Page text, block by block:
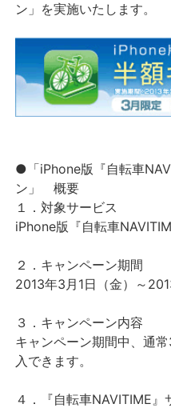
個人向けサービス
法人向けサービス
English
ン」を実施いたします。
●「iPhone版『自転車
ン」 概要
１．対象サービス
iPhone版『自転車
２．キャンペーン期間
2013年3月1日（金）～
３．キャンペーン内容
キャンペーン期間中、通
入できます。
４．『自転車NAVITIME』